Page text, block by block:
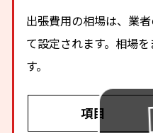
出張費用の相場は、業
て設定されます。相場
す。
項目